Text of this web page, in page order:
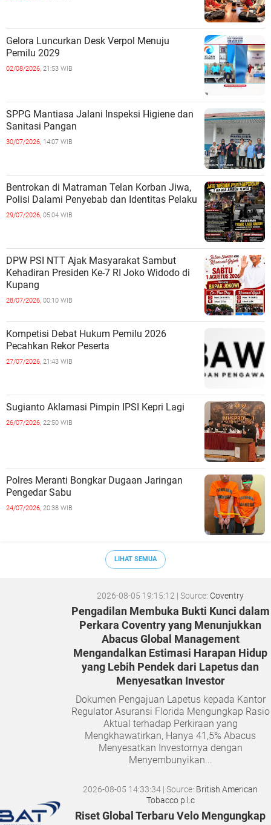
Gelora Luncurkan Desk Verpol Menuju
Pemilu 2029
02/08/2026, 21:53 WIB
SPPG Mantiasa Jalani Inspeksi Higiene dan
Sanitasi Pangan
30/07/2026, 14:07 WIB
Bentrokan di Matraman Telan Korban Jiwa,
Polisi Dalami Penyebab dan Identitas Pelaku
29/07/2026, 05:04 WIB
DPW PSI NTT Ajak Masyarakat Sambut
Kehadiran Presiden Ke-7 RI Joko Widodo di
Kupang
28/07/2026, 00:10 WIB
Kompetisi Debat Hukum Pemilu 2026
Pecahkan Rekor Peserta
27/07/2026, 21:43 WIB
Sugianto Aklamasi Pimpin IPSI Kepri Lagi
26/07/2026, 22:50 WIB
Polres Meranti Bongkar Dugaan Jaringan
Pengedar Sabu
24/07/2026, 20:38 WIB
LIHAT SEMUA
2026-08-05 19:15:12 | Source: Coventry
Pengadilan Membuka Bukti Kunci dalam
Perkara Coventry yang Menunjukkan
Abacus Global Management
Mengandalkan Estimasi Harapan Hidup
yang Lebih Pendek dari Lapetus dan
Menyesatkan Investor
Dokumen Pengajuan Lapetus kepada Kantor
Regulator Asuransi Florida Mengungkap Rasio
Aktual terhadap Perkiraan yang
Mengkhawatirkan, Hanya 41,5% Abacus
Menyesatkan Investornya dengan
Menyembunyikan...
2026-08-05 14:33:34 | Source: British American
Tobacco p.l.c
Riset Global Terbaru Velo Mengungkap